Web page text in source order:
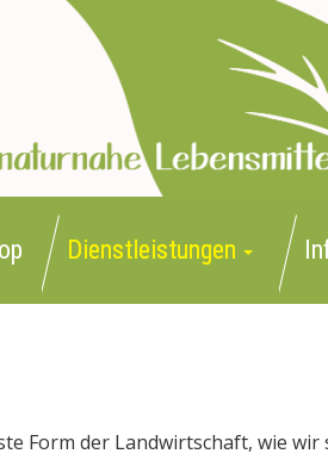
Dienstleistungen
Form der Landwirtschaft, wie wir